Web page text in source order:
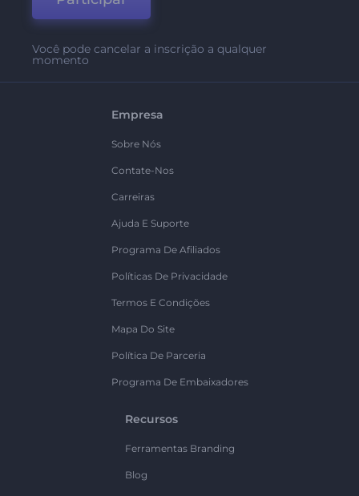
Você pode cancelar a inscrição a qualquer
momento
Empresa
Sobre Nós
Contate-Nos
Carreiras
Ajuda E Suporte
Programa De Afiliados
Políticas De Privacidade
Termos E Condições
Mapa Do Site
Política De Parceria
Programa De Embaixadores
Recursos
Ferramentas Branding
Blog